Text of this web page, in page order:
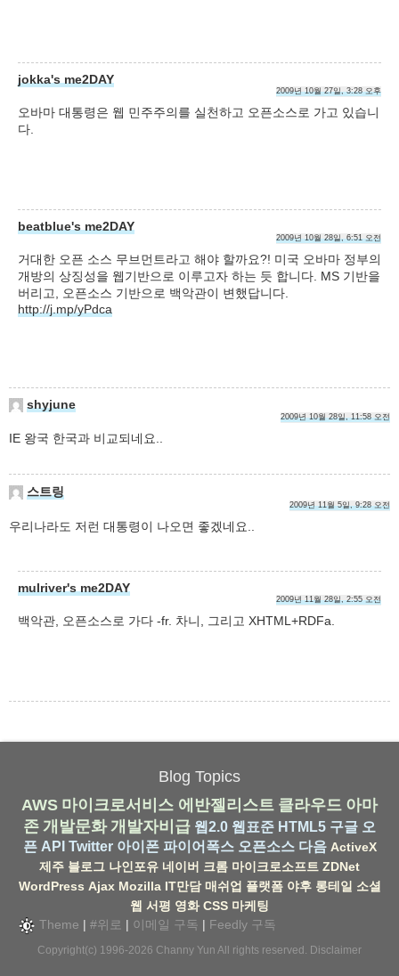
jokka's me2DAY
2009년 10월 27일, 3:28 오후
오바마 대통령은 웹 민주주의를 실천하고 오픈소스로 가고 있습니
다.
beatblue's me2DAY
2009년 10월 28일, 6:51 오전
거대한 오픈 소스 무브먼트라고 해야 할까요?! 미국 오바마 정부의
개방의 상징성을 웹기반으로 이루고자 하는 듯 합니다. MS 기반을
버리고, 오픈소스 기반으로 백악관이 변했답니다.
http://j.mp/yPdca
shyjune
2009년 10월 28일, 11:58 오전
IE 왕국 한국과 비교되네요..
스트링
2009년 11월 5일, 9:28 오전
우리나라도 저런 대통령이 나오면 좋겠네요..
mulriver's me2DAY
2009년 11월 28일, 2:55 오전
백악관, 오픈소스로 가다 -fr. 차니, 그리고 XHTML+RDFa.
Blog Topics
AWS 마이크로서비스 에반젤리스트 클라우드 아마
존 개발문화 개발자비급 웹2.0 웹표준 HTML5 구글 오
픈 API Twitter 아이폰 파이어폭스 오픈소스 다음 ActiveX
제주 블로그 나인포유 네이버 크롬 마이크로소프트 ZDNet
WordPress Ajax Mozilla IT만담 매쉬업 플랫폼 야후 롱테일 소셜
웹 서평 영화 CSS 마케팅
Theme | #위로 | 이메일 구독 | Feedly 구독
Copyright(c) 1996-2026 Channy Yun All rights reserved. Disclaimer